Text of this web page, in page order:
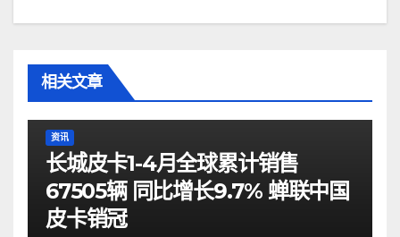
相关文章
资讯
长城皮卡1-4月全球累计销售
67505辆 同比增长9.7% 蝉联中国
皮卡销冠